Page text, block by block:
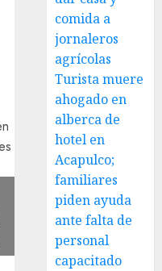
comida a
jornaleros
agrícolas
Turista muere
ahogado en
alberca de
hotel en
Acapulco;
familiares
piden ayuda
ante falta de
personal
capacitado